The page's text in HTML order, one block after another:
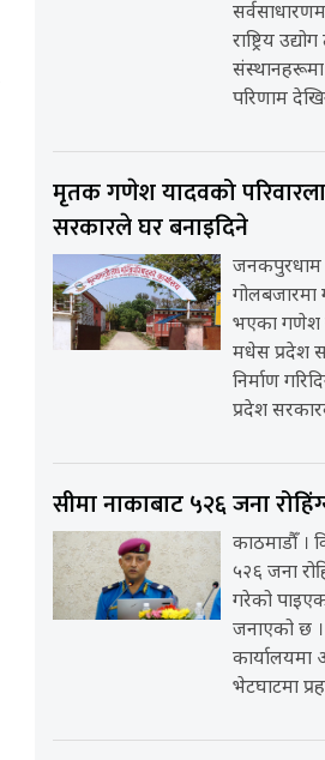
राष्ट्रिय
परिणाम
मृतक गणेश यादवको
सरकारले घर बनाइदिने
जनकपुरधाम
गोलबजारमा
भएका गणेश
मधेस प्रदेश
निर्माण
प्रदेश
सीमा नाकाबाट ५२६ जना
काठमाडौँ ।
५२६ जना
गरेको
जनाएको छ ।
कार्यालयमा
भेटघाटमा